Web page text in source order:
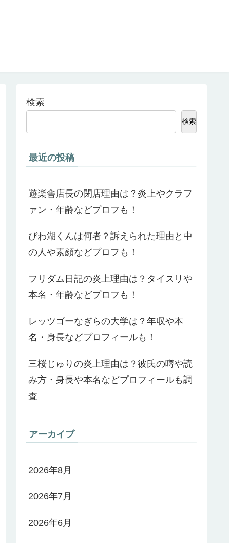
検索
検索
最近の投稿
遊楽舎店長の閉店理由は？炎上やクラフ
ァン・年齢などプロフも！
びわ湖くんは何者？訴えられた理由と中
の人や素顔などプロフも！
フリダム日記の炎上理由は？タイスリや
本名・年齢などプロフも！
レッツゴーなぎらの大学は？年収や本
名・身長などプロフィールも！
三桜じゅりの炎上理由は？彼氏の噂や読
み方・身長や本名などプロフィールも調
査
アーカイブ
2026年8月
2026年7月
2026年6月